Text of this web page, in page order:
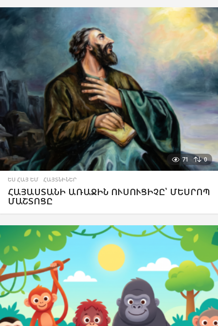
71 0
ԵՍ ՀԱՅ ԵՄ ,ՀԱՅՏՆԻՆԵՐ
ՀԱՅԱՍՏԱՆԻ ԱՌԱՋԻՆ ՈՒՍՈՒՑԻՉԸ՝ ՄԵՍՐՈՊ
ՄԱՇՏՈՑԸ